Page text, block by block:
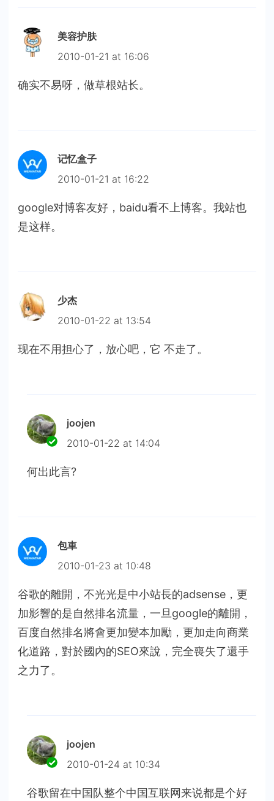
美容护肤
2010-01-21 at 16:06
确实不易呀，做草根站长。
记忆盒子
2010-01-21 at 16:22
google对博客友好，baidu看不上博客。我站也
是这样。
少杰
2010-01-22 at 13:54
现在不用担心了，放心吧，它 不走了。
joojen
2010-01-22 at 14:04
何出此言?
包車
2010-01-23 at 10:48
谷歌的離開，不光光是中小站長的adsense，更
加影響的是自然排名流量，一旦google的離開，
百度自然排名將會更加變本加勵，更加走向商業
化道路，對於國內的SEO來說，完全喪失了還手
之力了。
joojen
2010-01-24 at 10:34
谷歌留在中国队整个中国互联网来说都是个好